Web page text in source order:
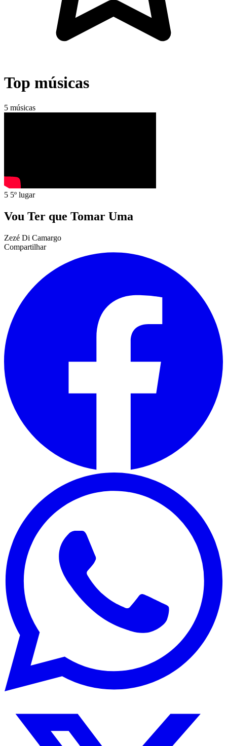
Top músicas
5 músicas
5 5º lugar
Vou Ter que Tomar Uma
Zezé Di Camargo
Compartilhar